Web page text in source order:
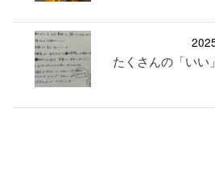
たくさんの「いい